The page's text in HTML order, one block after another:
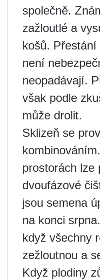
společně.
zažloutlé a
košů.
není
neopadávají.
však podle
může drolit.
Sklizeň se
prostorách lze
dvoufázové
jsou semena
na konci
když všechny
zežloutnou a
Když plodiny